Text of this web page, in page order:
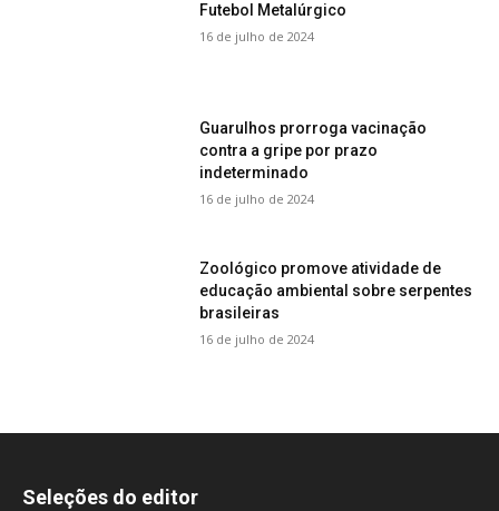
Futebol Metalúrgico
16 de julho de 2024
Guarulhos prorroga vacinação
contra a gripe por prazo
indeterminado
16 de julho de 2024
Zoológico promove atividade de
educação ambiental sobre serpentes
brasileiras
16 de julho de 2024
Seleções do editor